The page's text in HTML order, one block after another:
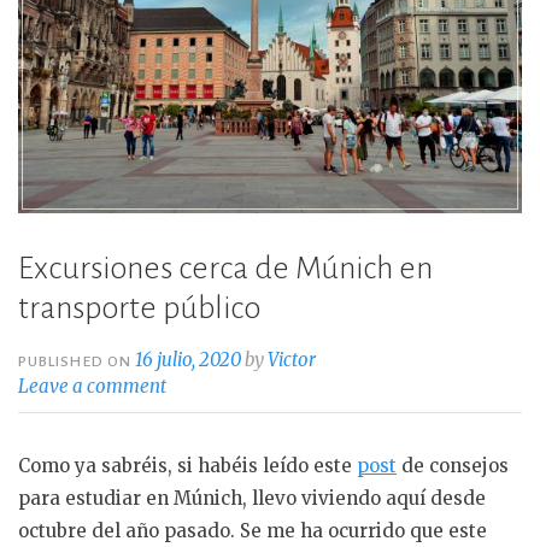
Excursiones cerca de Múnich en
transporte público
PUBLISHED ON 16 julio, 2020byVictor
Leave a comment
Como ya sabréis, si habéis leído este post de consejos
para estudiar en Múnich, llevo viviendo aquí desde
octubre del año pasado. Se me ha ocurrido que este